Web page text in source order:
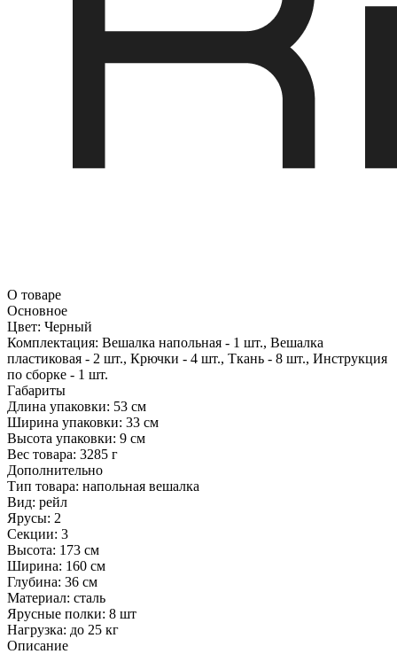
О товаре
Основное
Цвет: Черный
Комплектация: Вешалка напольная - 1 шт., Вешалка
пластиковая - 2 шт., Крючки - 4 шт., Ткань - 8 шт., Инструкция
по сборке - 1 шт.
Габариты
Длина упаковки: 53 см
Ширина упаковки: 33 см
Высота упаковки: 9 см
Вес товара: 3285 г
Дополнительно
Тип товара: напольная вешалка
Вид: рейл
Ярусы: 2
Секции: 3
Высота: 173 см
Ширина: 160 см
Глубина: 36 см
Материал: сталь
Ярусные полки: 8 шт
Нагрузка: до 25 кг
Описание